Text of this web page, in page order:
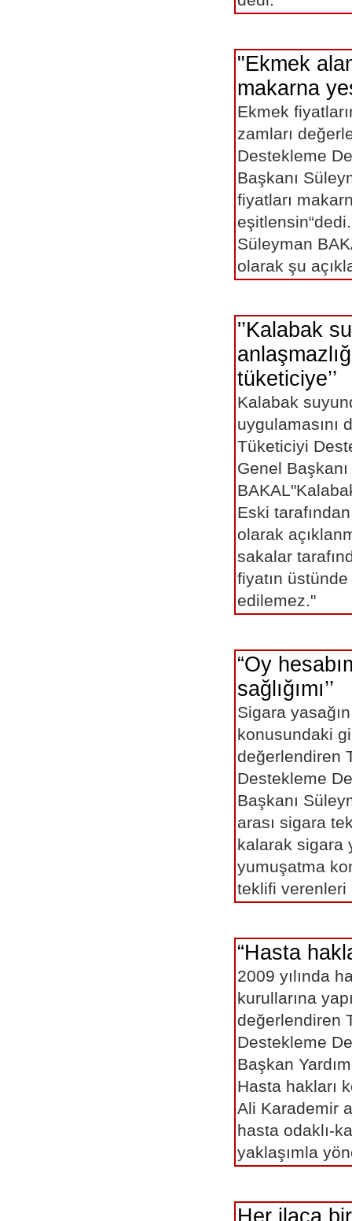
"Ekmek
makarna
Ekmek
zamları
Destekleme
Başkanı
fiyatları
Süleyman
olarak şu
'’Kalabak
tüketiciye’’
Kalabak
uygulamasını
Tüketiciyi
Genel
Eski
olarak
sakalar
fiyatın üstünde
edilemez."
“Oy
sağlığımı’’
Sigara
konusundaki
değerlendiren
Destekleme
Başkanı
arası sigara
kalarak sigara
yumuşatma
teklifi verenleri
“Hasta
2009 yılında
kurullarına
değerlendiren
Destekleme
Başkan
Hasta hakları
Ali Karademir
hasta odaklı-
yaklaşımla
Her ilaca